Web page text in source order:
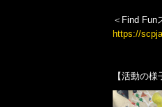
＜Find Fun
https://
【活動の様